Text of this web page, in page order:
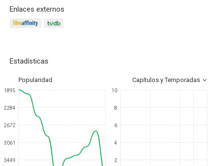
Enlaces externos
Estadísticas
Popularidad Capítulos y Temporadas
1895
2284
2672
3061
3449
10
8
6
4
2